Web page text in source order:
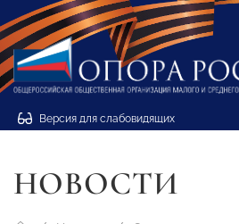
Версия для слабовидящих
НОВОСТИ